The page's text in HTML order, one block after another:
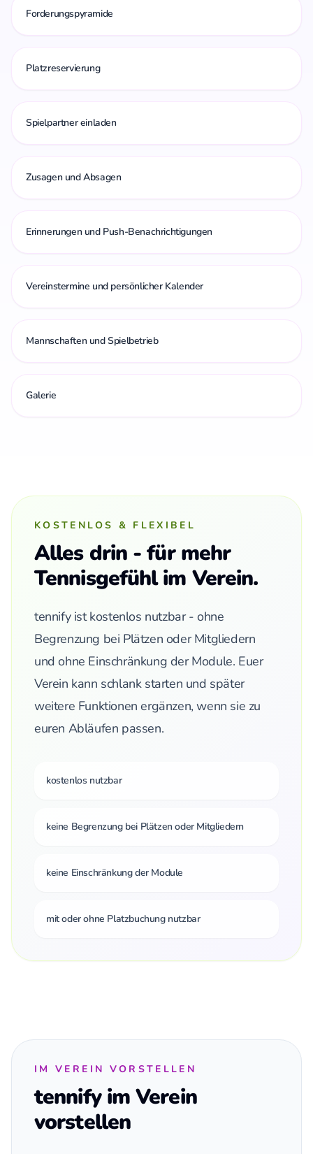
Forderungspyramide
Platzreservierung
Spielpartner einladen
Zusagen und Absagen
Erinnerungen und Push-Benachrichtigungen
Vereinstermine und persönlicher Kalender
Mannschaften und Spielbetrieb
Galerie
KOSTENLOS & FLEXIBEL
Alles drin - für mehr
Tennisgefühl im Verein.
tennify ist kostenlos nutzbar - ohne
Begrenzung bei Plätzen oder Mitgliedern
und ohne Einschränkung der Module. Euer
Verein kann schlank starten und später
weitere Funktionen ergänzen, wenn sie zu
euren Abläufen passen.
kostenlos nutzbar
keine Begrenzung bei Plätzen oder Mitgliedern
keine Einschränkung der Module
mit oder ohne Platzbuchung nutzbar
IM VEREIN VORSTELLEN
tennify im Verein
vorstellen